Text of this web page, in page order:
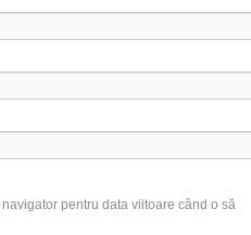
pentru data viitoare când o să